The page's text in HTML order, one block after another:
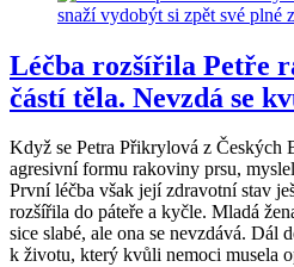
Léčba rozšířila Petře
částí těla. Nevzdá se
Když se Petra Přikrylová z Českých
agresivní formu rakoviny prsu,
První léčba však její zdravotní stav
rozšířila do páteře a kyčle. Mladá
sice slabé, ale ona se nevzdává. Dál
k životu, který kvůli nemoci musela